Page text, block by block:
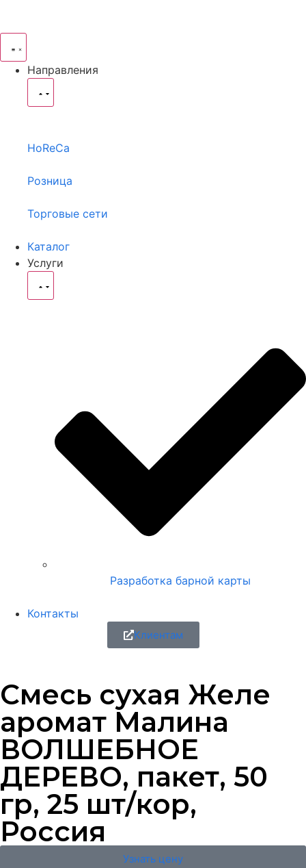
Направления
HoReCa
Розница
Торговые сети
Каталог
Услуги
Разработка барной карты
Контакты
Клиентам
Смесь сухая Желе
аромат Малина
ВОЛШЕБНОЕ
ДЕРЕВО, пакет, 50
гр, 25 шт/кор,
Россия
Узнать цену